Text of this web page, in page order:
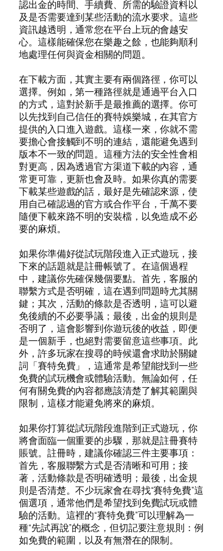
認出金的時間、手續費、所需的驗證資料以
及是否需要達到某些活動的流水要求。這些
資訊越透明，通常您在平台上玩的會越安
心。這樣能確保您在樂趣之餘，也能夠順利
地處理任何與資金相關的問題。
在下載方面，其實主要有兩個路徑，你可以
選擇。例如，第一種路徑就是通過平台入口
的方式，這對於新手是最推薦的選擇。你可
以先找到自己信任的賽特娛樂城，在其官方
提供的入口進入遊戲。這樣一來，你就不需
要擔心會接觸到不明的連結，還能避免遇到
版本不一致的問題。這種方法的安全性會相
對更高，因為透過官方渠道下載的內容，通
常更可靠，更新也會及時。如果你真的需要
下載某些遊戲的話，最好是先確認來源，使
用自己確認過的官方或合作平台，千萬不要
隨便下載來路不明的安裝檔，以免造成不必
要的麻煩。
如果你準備好從試玩階段進入正式遊玩，接
下來的話題就是註冊帳號了。在這個過程
中，建議你先確保幾個要點。首先，客服的
聯繫方式是否明確，這在遇到問題時尤其關
鍵；其次，活動的條款是否透明，這可以避
免後續的不必要爭議；最後，出金的規則是
否明了，這會影響到你遊玩後的收益，即便
是一個新手，也絕對需要留意這些事項。此
外，許多玩家在搜尋的時候還會求助於關鍵
詞「賽特免費」，這通常是希望能找到一些
免費的試玩機會或體驗活動。無論如何，任
何有關免費的內容都應該清楚了解其範圍與
限制，這樣才能避免將來的麻煩。
如果你打算從試玩階段進階到正式遊玩，你
將會面臨一個重要的步驟，那就是註冊賽特
賬號。註冊時，建議你確認三件主要事項：
首先，客服聯繫方式是否清晰和可用；接
著，活動條款是否明確透明；最後，出金規
則是否清楚。不少玩家會在尋找“賽特免費”這
個選項，通常他們是希望找到免費試玩或體
驗的活動。這裡的“賽特免費”可以理解為一
種“先試再說”的概念，但切記要注意規則：例
如免費的範圍，以及有無潛在的限制。